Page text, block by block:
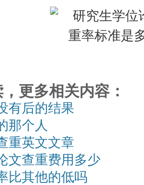
更多相关内容：
有后的结果
那个人
重英文文章
文查重费用多少
比其他的低吗